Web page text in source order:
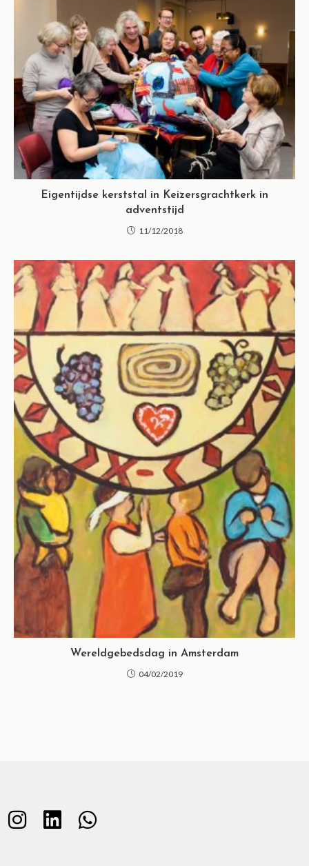
Eigentijdse kerststal in Keizersgrachtkerk in
adventstijd
11/12/2018
Wereldgebedsdag in Amsterdam
04/02/2019